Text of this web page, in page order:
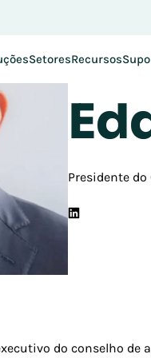
SetoresRecursos
Voltar
Presidente do
do conselho